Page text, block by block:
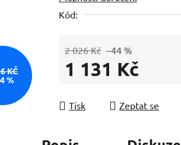
hvězdiček.
Kód:
2 026 Kč –44 %
1 131 Kč
Tisk
Zeptat se
KČ
%